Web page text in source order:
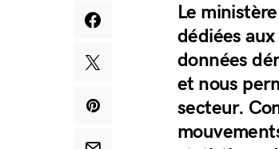
Le
dédiées
données
et nous
secteur.